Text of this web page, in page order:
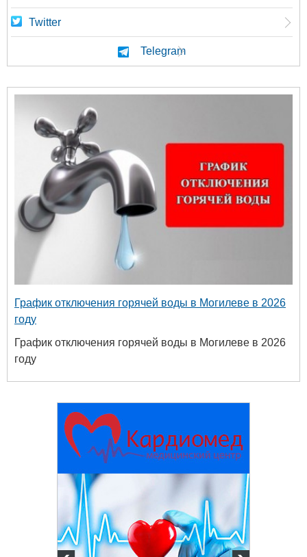
Twitter
Telegram
График отключения горячей воды в Могилеве в 2026
году
График отключения горячей воды в Могилеве в 2026
году